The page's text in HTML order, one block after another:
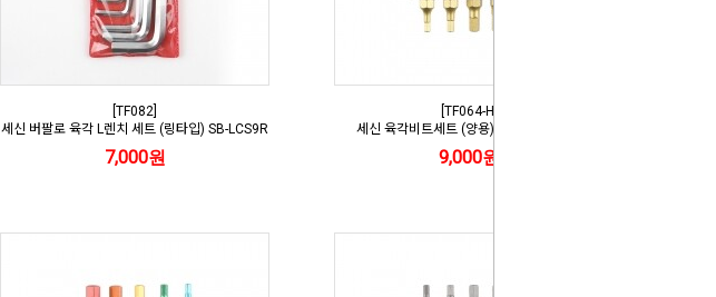
[TF082]
세신 버팔로 육각 L렌치 세트 (링타입) SB-LCS9R
7,000원
[TF064-H]
세신 육각비트세트 (양용) SB-PHBS2065
9,000원